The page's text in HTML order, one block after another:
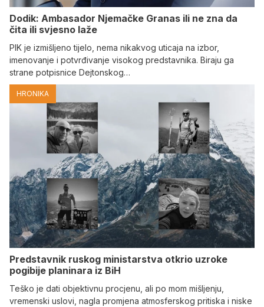
Dodik: Ambasador Njemačke Granas ili ne zna da
čita ili svjesno laže
PIK je izmišljeno tijelo, nema nikakvog uticaja na izbor,
imenovanje i potvrđivanje visokog predstavnika. Biraju ga
strane potpisnice Dejtonskog…
HRONIKA
Predstavnik ruskog ministarstva otkrio uzroke
pogibije planinara iz BiH
Teško je dati objektivnu procjenu, ali po mom mišljenju,
vremenski uslovi, nagla promjena atmosferskog pritiska i niske